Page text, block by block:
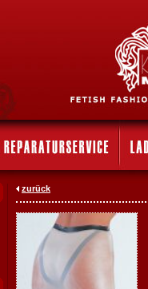
zurück